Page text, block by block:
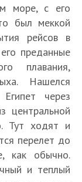
море, с его
был меккой
рейсов в
преданные
плавания,
Нашелся
через
центральной
Тут ходят и
перелет до
как обычно.
и теплый